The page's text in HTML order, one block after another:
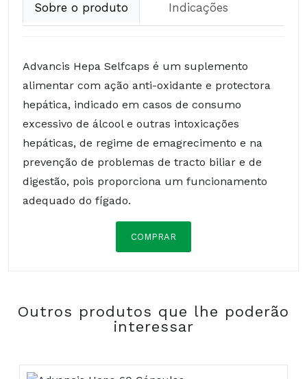
Sobre o produto Indicações
Advancis Hepa Selfcaps é um suplemento
alimentar com ação anti-oxidante e protectora
hepática, indicado em casos de consumo
excessivo de álcool e outras intoxicações
hepáticas, de regime de emagrecimento e na
prevenção de problemas de tracto biliar e de
digestão, pois proporciona um funcionamento
adequado do fígado.
COMPRAR
COMPRAR
Outros produtos que lhe poderão
interessar